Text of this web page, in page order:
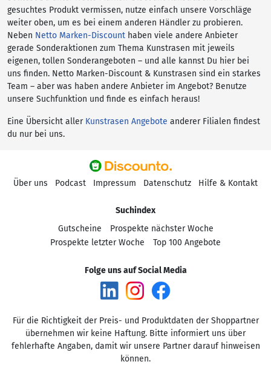
gesuchtes Produkt vermissen, nutze einfach unsere Vorschläge
weiter oben, um es bei einem anderen Händler zu probieren.
Neben Netto Marken-Discount haben viele andere Anbieter
gerade Sonderaktionen zum Thema Kunstrasen mit jeweils
eigenen, tollen Sonderangeboten – und alle kannst Du hier bei
uns finden. Netto Marken-Discount & Kunstrasen sind ein starkes
Team – aber was haben andere Anbieter im Angebot? Benutze
unsere Suchfunktion und finde es einfach heraus!
Eine Übersicht aller Kunstrasen Angebote anderer Filialen findest
du nur bei uns.
Über uns Podcast Impressum Datenschutz Hilfe & Kontakt
Suchindex
Gutscheine
Prospekte nächster Woche
Prospekte letzter Woche
Top 100 Angebote
Folge uns auf Social Media
Für die Richtigkeit der Preis- und Produktdaten der Shoppartner
übernehmen wir keine Haftung. Bitte informiert uns über
fehlerhafte Angaben, damit wir unsere Partner darauf hinweisen
können.